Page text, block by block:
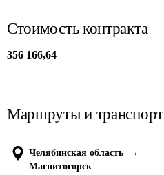
Стоимость контракта
356 166,64
Маршруты и транспорт
Челябинская область
→
Магнитогорск